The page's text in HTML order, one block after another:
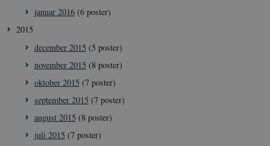
januar 2016(6 poster)
2015
december 2015 (5 poster)
november 2015 (8 poster)
oktober 2015 (7 poster)
september 2015 (7 poster)
august 2015 (8 poster)
juli 2015 (7 poster)
typo3nonce_HLwNSqnQsUApo3P_-skthQ
_WWXhPPS6G0yKg
_cfuvid